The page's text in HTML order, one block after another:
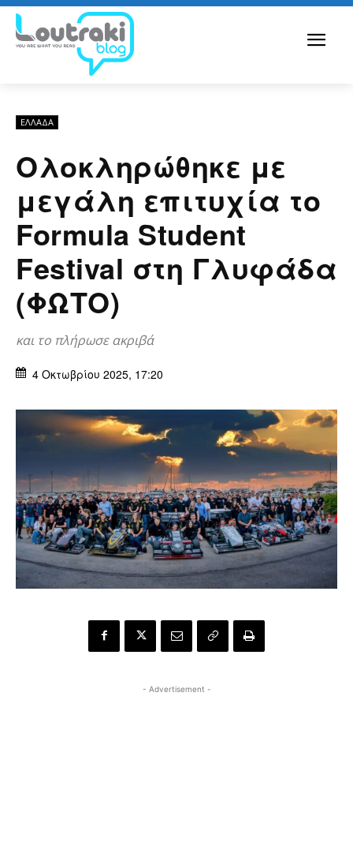
ΕΛΛΆΔΑ
Ολοκληρώθηκε με
μεγάλη επιτυχία το
Formula Student
Festival στη Γλυφάδα
(ΦΩΤΟ)
και το πλήρωσε ακριβά
4 Οκτωβρίου 2025, 17:20
- Advertisement -